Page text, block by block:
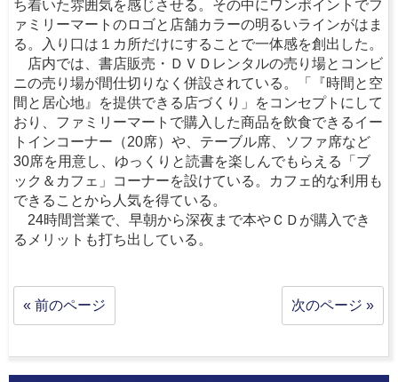
ち着いた雰囲気を感じさせる。その中にワンポイントでフ
ァミリーマートのロゴと店舗カラーの明るいラインがはま
る。入り口は１カ所だけにすることで一体感を創出した。
店内では、書店販売・ＤＶＤレンタルの売り場とコンビ
ニの売り場が間仕切りなく併設されている。「『時間と空
間と居心地』を提供できる店づくり」をコンセプトにして
おり、ファミリーマートで購入した商品を飲食できるイー
トインコーナー（20席）や、テーブル席、ソファ席など
30席を用意し、ゆっくりと読書を楽しんでもらえる「ブ
ック＆カフェ」コーナーを設けている。カフェ的な利用も
できることから人気を得ている。
24時間営業で、早朝から深夜まで本やＣＤが購入でき
るメリットも打ち出している。
« 前のページ 次のページ »